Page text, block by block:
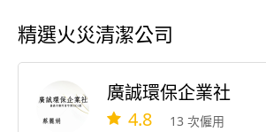
精選火災清潔公司
廣誠環保企業社
4.8 13 次僱用